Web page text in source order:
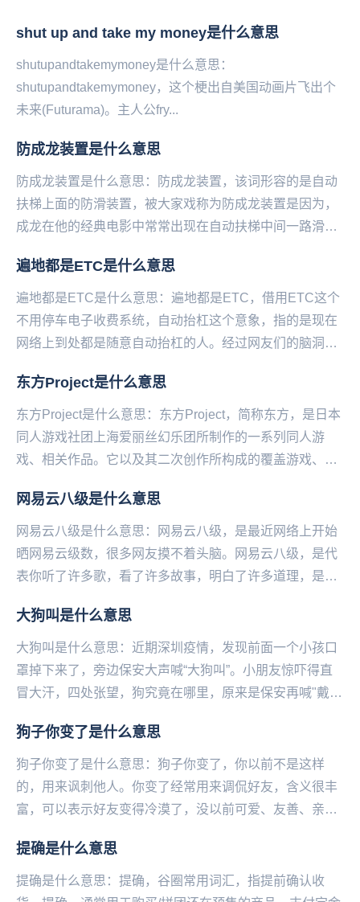
shut up and take my money是什么意思
shutupandtakemymoney是什么意思：
shutupandtakemymoney，这个‌‌‌‌‌‌‌‌‌梗出自美国动画片飞出个
未来(Futurama)。主人公fry...
防成龙装置是什么意思
防成龙装置是什么意思：防成龙装置，该词形容的是自动
扶梯上面的防滑装置，被大家戏称为防成龙装置是因为，
成龙在他的经典电影中常常出现在自动扶梯中间一路滑行
置...
遍地都是ETC是什么意思
遍地都是ETC是什么意思：遍地都是ETC，借用ETC这个
不用停车电子收费系统，自动抬杠这个意象，指的是现在
网络上到处都是随意自动抬杠的人。经过网友们的脑洞加
东方Project是什么意思
东方Project是什么意思：东方Project，简称东方，是日本
同人游戏社团上海爱丽丝幻乐团所制作的一系列同人游
戏、相关作品。它以及其二次创作所构成的覆盖游戏、动
网易云八级是什么意思
网易云八级是什么意思：网易云八级，是最近网络上开始
晒网易云级数，很多网友摸不着头脑。网易云八级，是代
表你听了许多歌，看了许多故事，明白了许多道理，是个
了，...
大狗叫是什么意思
大狗叫是什么意思：近期深圳疫情，发现前面一个小孩口
罩掉下来了，旁边保安大声喊“大狗叫”。小朋友惊吓得直
冒大汗，四处张望，狗究竟在哪里，原来是保安再喊"戴口
狗子你变了是什么意思
狗子你变了是什么意思：狗子你变了，你以前不是这样
的，用来讽刺他人。你变了经常用来调侃好友，含义很丰
富，可以表示好友变得冷漠了，没以前可爱、友善、亲
你不...
提确是什么意思
提确是什么意思：提确，谷圈常用词汇，指提前确认收